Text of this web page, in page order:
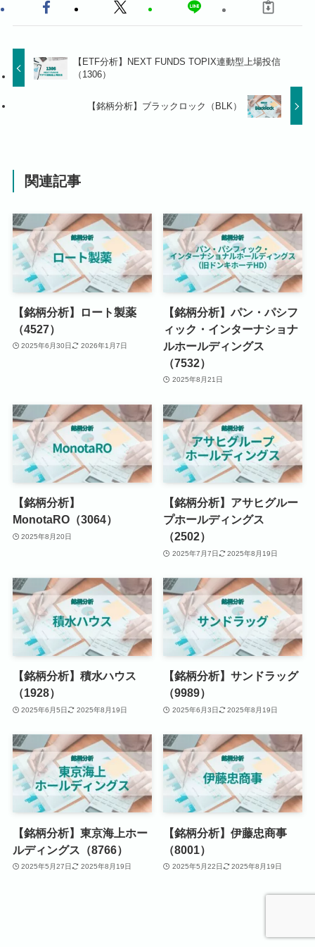
【ETF分析】NEXT FUNDS TOPIX連動型上場投信
（1306）
【銘柄分析】ブラックロック（BLK）
関連記事
【銘柄分析】ロート製薬
（4527）
2025年6月30日 2026年1月7日
【銘柄分析】パン・パシフ
ィック・インターナショナ
ルホールディングス
（7532）
2025年8月21日
【銘柄分析】
MonotaRO（3064）
2025年8月20日
【銘柄分析】アサヒグルー
プホールディングス
（2502）
2025年7月7日 2025年8月19日
【銘柄分析】積水ハウス
（1928）
2025年6月5日 2025年8月19日
【銘柄分析】サンドラッグ
（9989）
2025年6月3日 2025年8月19日
【銘柄分析】東京海上ホー
ルディングス（8766）
2025年5月27日 2025年8月19日
【銘柄分析】伊藤忠商事
（8001）
2025年5月22日 2025年8月19日